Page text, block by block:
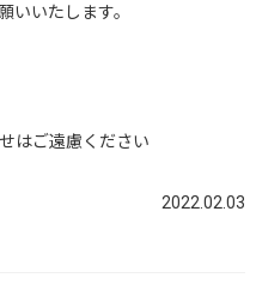
いいたします。
はご遠慮ください
2022.02.03